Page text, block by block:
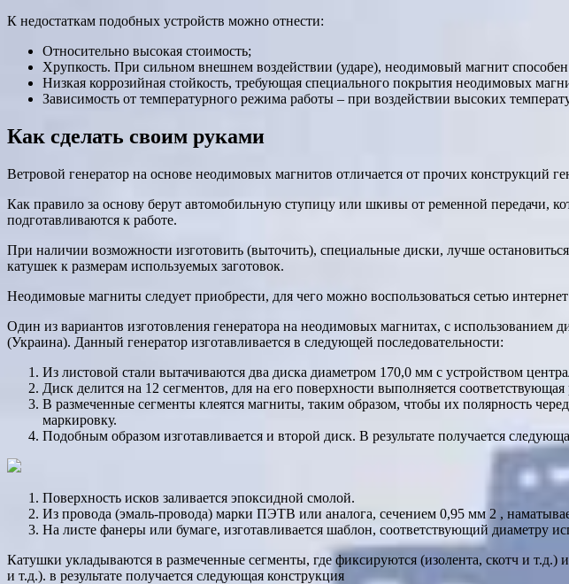
К недостаткам подобных устройств можно отнести:
Относительно высокая стоимость;
Хрупкость. При сильном внешнем воздействии (ударе), неодимовый магнит
Низкая коррозийная стойкость, требующая специального покрытия неодимовых
Зависимость от температурного режима работы – при воздействии высоких
Как сделать своим руками
Ветровой генератор на основе неодимовых магнитов отличается от прочих конструкций
Как правило за основу берут автомобильную ступицу или шкивы от ременной передачи,
подготавливаются к работе.
При наличии возможности изготовить (выточить), специальные диски, лучше
катушек к размерам используемых заготовок.
Неодимовые магниты следует приобрести, для чего можно воспользоваться сетью
Один из вариантов изготовления генератора на неодимовых магнитах, с использованием
(Украина). Данный генератор изготавливается в следующей последовательности:
Из листовой стали вытачиваются два диска диаметром 170,0 мм с устройством
Диск делится на 12 сегментов, для на его поверхности выполняется соответствующая
В размеченные сегменты клеятся магниты, таким образом, чтобы их полярность
маркировку.
Подобным образом изготавливается и второй диск. В результате получается
Поверхность исков заливается эпоксидной смолой.
Из провода (эмаль-провода) марки ПЭТВ или аналога, сечением 0,95 мм 2 ,
На листе фанеры или бумаге, изготавливается шаблон, соответствующий диаметру
Катушки укладываются в размеченные сегменты, где фиксируются (изолента, скотч и
и т.д.). в результате получается следующая конструкция